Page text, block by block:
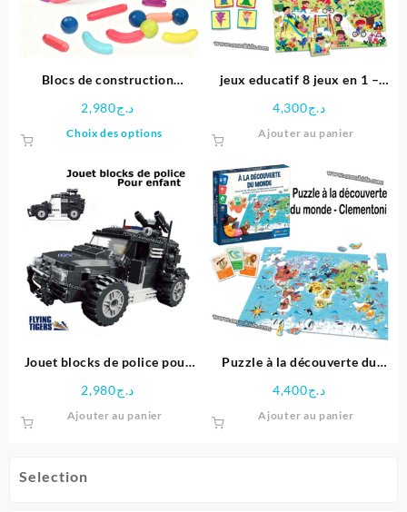
Selection
Blocs de construction
enfants
د.ج2,980
Choix des options
a
plusieurs
variations.
Les
options
peuvent
être
choisies
page
jeux educatif 8 jeux en 1 –
د.ج4,300
Ajouter au panier
Jouet blocks de police pour
د.ج2,980
Ajouter au panier
Puzzle à la découverte du
د.ج4,400
Ajouter au panier